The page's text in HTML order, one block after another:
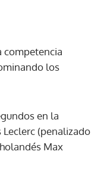
competencia
los
en la
Leclerc (penalizado
Max